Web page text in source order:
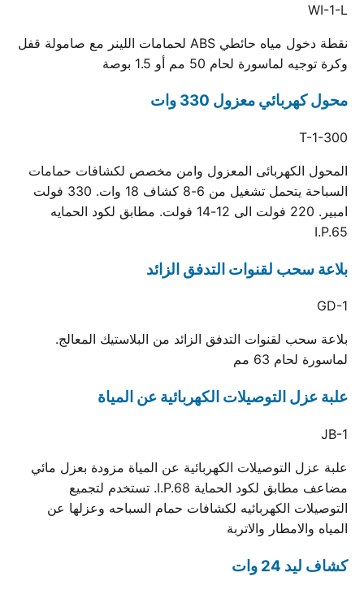
WI-1-L
نقطة دخول مياه حائطي ABS لحمامات اللينر مع صامولة قفل
وكرة توجيه لماسورة لحام 50 مم أو 1.5 بوصة
محول كهربائي معزول 330 وات
T-1-300
المحول الكهربائى المعزول وامن مخصص لكشافات حمامات
السباحة يتحمل تشغيل من 6-8 كشاف 18 وات. 330 فولت
امبير. 220 فولت الى 12-14 فولت. مطابق لكود الحمايه
I.P.65
بلاعة سحب لقنوات التدفق الزائد
GD-1
بلاعة سحب لقنوات التدفق الزائد من البلاستيك المعالج.
لماسورة لحام 63 مم
علبة عزل التوصيلات الكهربائية عن المياة
JB-1
علبة عزل التوصيلات الكهربائية عن المياة مزودة بعزل مائي
مضاعف مطابق لكود الحماية I.P.68. تستخدم لتجميع
التوصيلات الكهربائيه لكشافات حمام السباحه وعزلها عن
المياه والامطار والاتربة
كشاف ليد 24 وات